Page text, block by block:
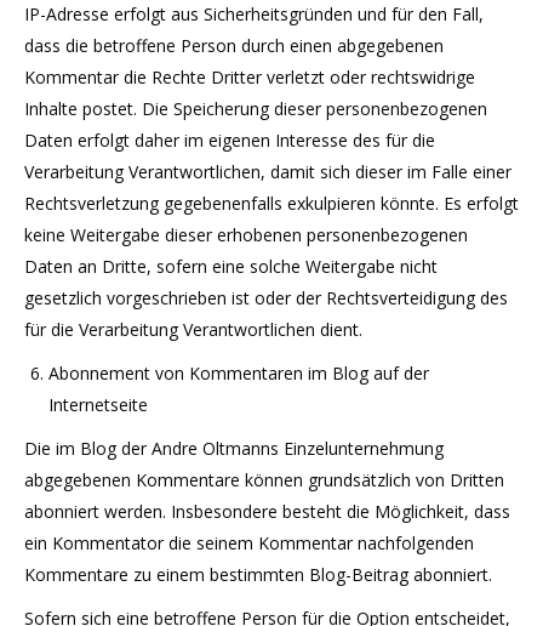
IP-Adresse erfolgt aus Sicherheitsgründen und für den Fall,
dass die betroffene Person durch einen abgegebenen
Kommentar die Rechte Dritter verletzt oder rechtswidrige
Inhalte postet. Die Speicherung dieser personenbezogenen
Daten erfolgt daher im eigenen Interesse des für die
Verarbeitung Verantwortlichen, damit sich dieser im Falle einer
Rechtsverletzung gegebenenfalls exkulpieren könnte. Es erfolgt
keine Weitergabe dieser erhobenen personenbezogenen
Daten an Dritte, sofern eine solche Weitergabe nicht
gesetzlich vorgeschrieben ist oder der Rechtsverteidigung des
für die Verarbeitung Verantwortlichen dient.
Abonnement von Kommentaren im Blog auf der
Internetseite
Die im Blog der Andre Oltmanns Einzelunternehmung
abgegebenen Kommentare können grundsätzlich von Dritten
abonniert werden. Insbesondere besteht die Möglichkeit, dass
ein Kommentator die seinem Kommentar nachfolgenden
Kommentare zu einem bestimmten Blog-Beitrag abonniert.
Sofern sich eine betroffene Person für die Option entscheidet,